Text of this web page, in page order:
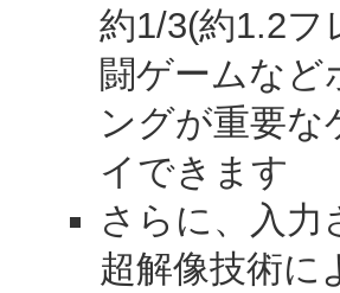
約1/3(約1.2フ
闘ゲームな
ングが重要
イできます
さらに、入力
超解像技術に